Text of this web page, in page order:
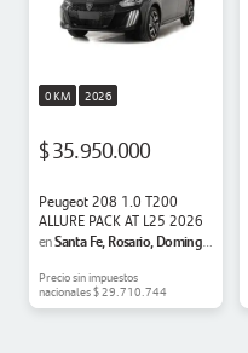
0 KM 2026
$ 35.950.000
Peugeot 208 1.0 T200
ALLURE PACK AT L25 2026
enSanta Fe, Rosario, Domingo
Precio sin impuestos
nacionales$ 29.710.744